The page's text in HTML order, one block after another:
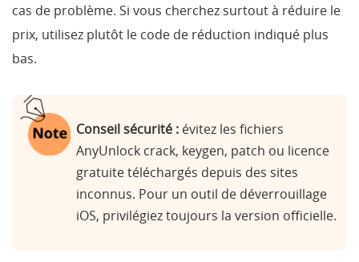
cas de problème. Si vous cherchez surtout à réduire le
prix, utilisez plutôt le code de réduction indiqué plus
bas.
Conseil sécurité : évitez les fichiers
AnyUnlock crack, keygen, patch ou licence
gratuite téléchargés depuis des sites
inconnus. Pour un outil de déverrouillage
iOS, privilégiez toujours la version officielle.